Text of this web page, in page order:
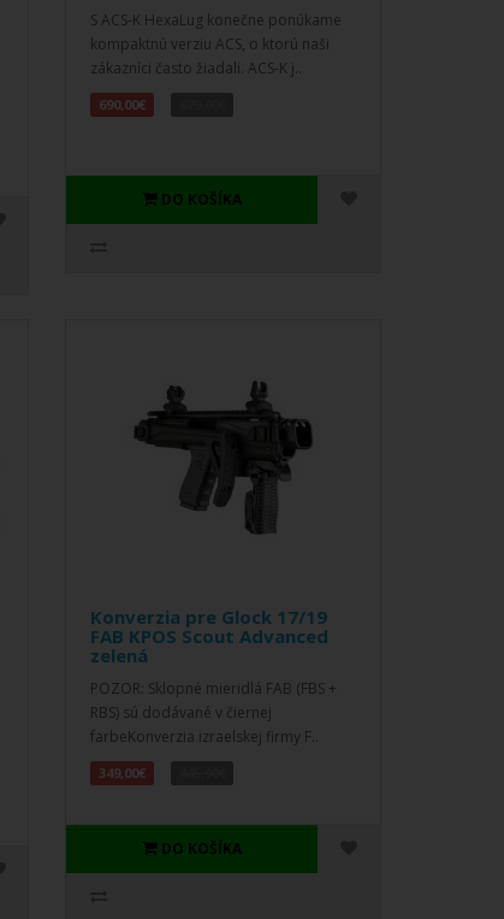
S ACS-K HexaLug konečne ponúkame
kompaktnú verziu ACS, o ktorú naši
zákazníci často žiadali. ACS-K j..
690,00€
DO KOŠÍKA
Konverzia pre Glock 17/19
FAB KPOS Scout Advanced
zelená
POZOR: Sklopné mieridlá FAB (FBS +
RBS) sú dodávané v čiernej
farbeKonverzia izraelskej firmy F..
349,00€
DO KOŠÍKA